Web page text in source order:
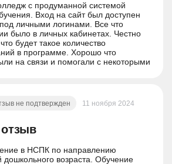
с продуманной системой
Вход на сайт был доступен
личными логинами. Все что
было в личных кабинетах. Честно
будет такое количество
в программе. Хорошо что
на связи и помогали с некоторыми
11 ноября 2024
не подтвержден
в НСПК по направлению
дошкольного возраста. Обучение